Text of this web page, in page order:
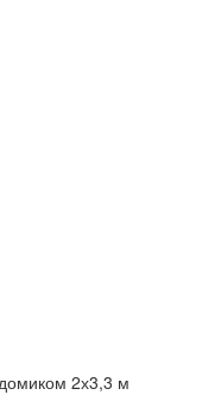
2х3,3 м